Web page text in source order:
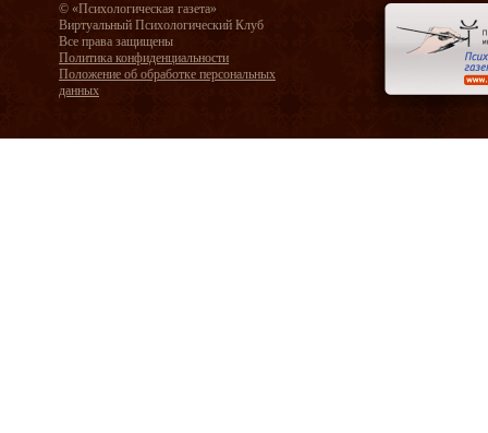
© «Психологическая газета»
Виртуальный Психологический Клуб
Все права защищены
Политика конфиденциальности
Положение об обработке персональных
данных